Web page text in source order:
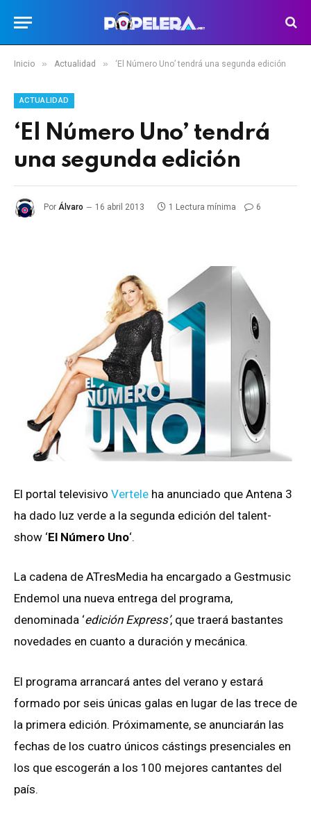
Inicio » Actualidad » ‘El Número Uno’ tendrá una segunda edición
ACTUALIDAD
‘El Número Uno’ tendrá
una segunda edición
Por Álvaro 16 abril 2013 1 Lectura mínima 6
El portal televisivo Vertele ha anunciado que Antena 3
ha dado luz verde a la segunda edición del talent-
show ‘El Número Uno‘.
La cadena de ATresMedia ha encargado a Gestmusic
Endemol una nueva entrega del programa,
denominada ‘edición Express’, que traerá bastantes
novedades en cuanto a duración y mecánica.
El programa arrancará antes del verano y estará
formado por seis únicas galas en lugar de las trece de
la primera edición. Próximamente, se anunciarán las
fechas de los cuatro únicos cástings presenciales en
los que escogerán a los 100 mejores cantantes del
país.